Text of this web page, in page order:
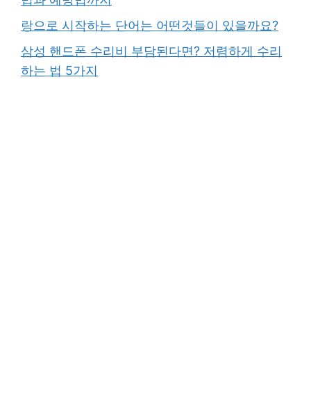
랑으로 시작하는 단어는 어떤것들이 있을까요?
삼성 핸드폰 수리비 부담된다면? 저렴하게 수리
하는 법 5가지